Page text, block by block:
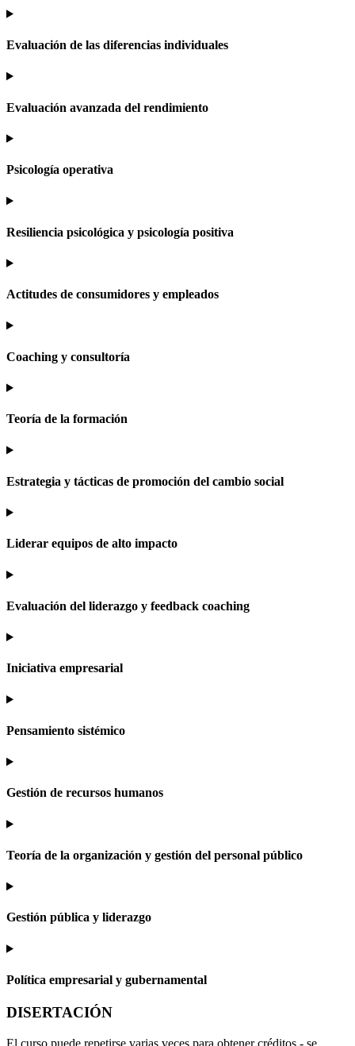
Evaluación de las diferencias individuales
Evaluación avanzada del rendimiento
Psicología operativa
Resiliencia psicológica y psicología positiva
Actitudes de consumidores y empleados
Coaching y consultoría
Teoría de la formación
Estrategia y tácticas de promoción del cambio social
Liderar equipos de alto impacto
Evaluación del liderazgo y feedback coaching
Iniciativa empresarial
Pensamiento sistémico
Gestión de recursos humanos
Teoría de la organización y gestión del personal público
Gestión pública y liderazgo
Política empresarial y gubernamental
DISERTACIÓN
El curso puede repetirse varias veces para obtener créditos - se